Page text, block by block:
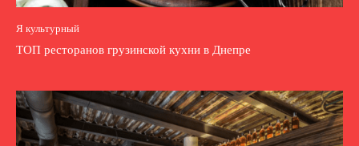
Я культурный
ТОП ресторанов грузинской кухни в Днепре